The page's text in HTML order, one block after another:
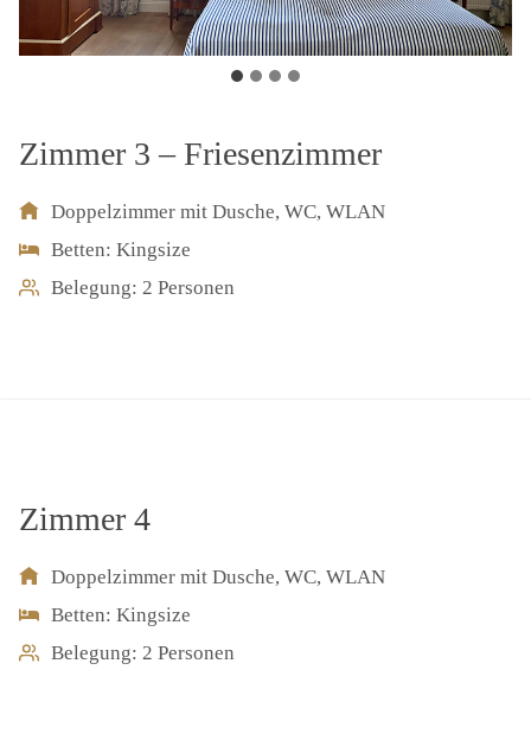
Zimmer 3 – Friesenzimmer
Doppelzimmer mit Dusche, WC, WLAN
Betten: Kingsize
Belegung: 2 Personen
Zimmer 4
Doppelzimmer mit Dusche, WC, WLAN
Betten: Kingsize
Belegung: 2 Personen